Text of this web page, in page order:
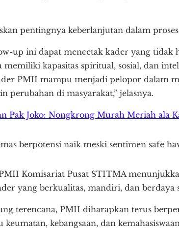
pentingnya keberlanjutan dalam
up ini dapat mencetak kader yang tidak
memiliki kapasitas spiritual, sosial, dan
PMII mampu menjadi pelopor dalam
perubahan di masyarakat,” jelasnya.
Pak Joko: Nongkrong Murah Meriah ala
berpotensi naik meski sentimen safe
Komisariat Pusat STITMA
yang berkualitas, mandiri, dan berdaya
terencana, PMII diharapkan terus
keumatan, kebangsaan, dan